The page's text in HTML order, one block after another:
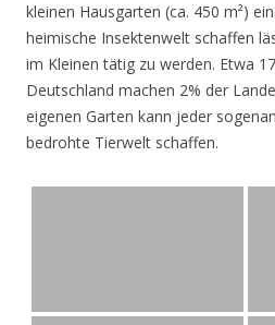
kleinen Hausgarten (ca. 450 m²)
heimische Insektenwelt schaffen
im Kleinen tätig zu werden. Etwa
Deutschland machen 2% der
eigenen Garten kann jeder
bedrohte Tierwelt schaffen.